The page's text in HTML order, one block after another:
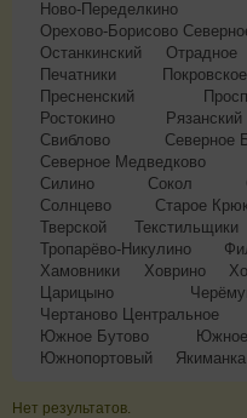
Ново-Переделкино
Орехово-Борисово
Останкинский
Отрадное
Печатники
Пресненский
Ростокино
Рязанский
Свиблово
Северное
Северное Медведково
Силино
Сокол
Солнцево
Старое
Тверской
Текстильщики
Тропарёво-Никулино
Хамовники
Ховрино
Царицыно
Чертаново Центральное
Южное Бутово
Южнопортовый
Якиманка
Нет результатов.